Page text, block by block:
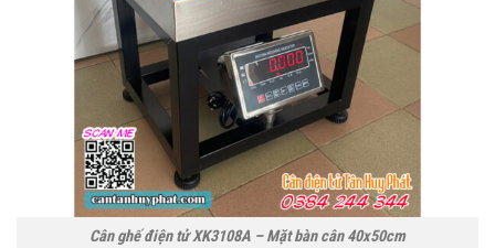
Cân ghế điện tử XK3108A – Mặt bàn cân 40x50cm